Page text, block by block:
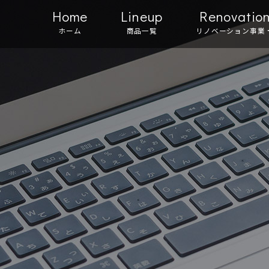
Home
ホーム
Lineup
商品一覧 リノベーション事業